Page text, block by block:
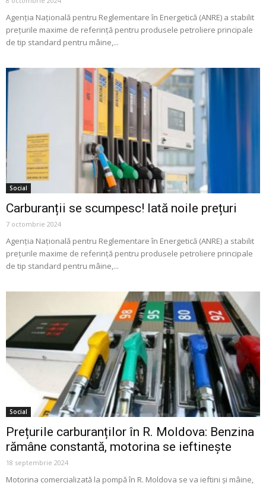
Agenția Națională pentru Reglementare în Energetică (ANRE) a stabilit
prețurile maxime de referință pentru produsele petroliere principale
de tip standard pentru mâine,...
Social
Carburanții se scumpesc! Iată noile prețuri
7 octombrie 2024
Agenția Națională pentru Reglementare în Energetică (ANRE) a stabilit
prețurile maxime de referință pentru produsele petroliere principale
de tip standard pentru mâine,...
Social
Prețurile carburanților în R. Moldova: Benzina
rămâne constantă, motorina se ieftinește
18 septembrie 2024
Motorina comercializată la pompă în R. Moldova se va ieftini și mâine,